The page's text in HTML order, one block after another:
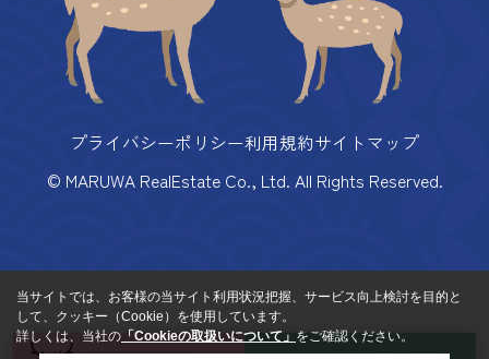
プライバシーポリシー利用規約サイトマップ
© MARUWA RealEstate Co., Ltd. All Rights Reserved.
当サイトでは、お客様の当サイト利用状況把握、サービス向上検討を目的と
して、クッキー（Cookie）を使用しています。
詳しくは、当社の 「Cookieの取扱いについて」 をご確認ください。